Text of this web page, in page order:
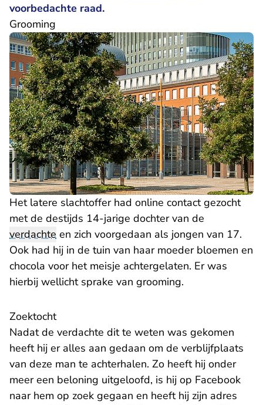
voorbedachte raad.
Grooming
Het latere slachtoffer had online contact gezocht
met de destijds 14-jarige dochter van de
verdachte en zich voorgedaan als jongen van 17.
Ook had hij in de tuin van haar moeder bloemen en
chocola voor het meisje achtergelaten. Er was
hierbij wellicht sprake van grooming.
Zoektocht
Nadat de verdachte dit te weten was gekomen
heeft hij er alles aan gedaan om de verblijfplaats
van deze man te achterhalen. Zo heeft hij onder
meer een beloning uitgeloofd, is hij op Facebook
naar hem op zoek gegaan en heeft hij zijn adres